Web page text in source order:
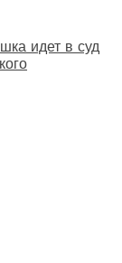
идет в суд